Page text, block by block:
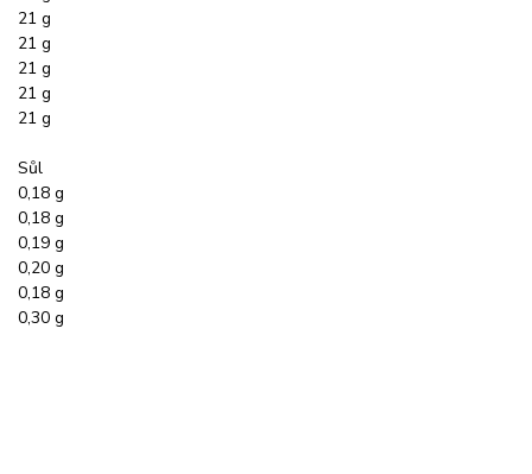
21 g
21 g
21 g
21 g
21 g
Sůl
0,18 g
0,18 g
0,19 g
0,20 g
0,18 g
0,30 g